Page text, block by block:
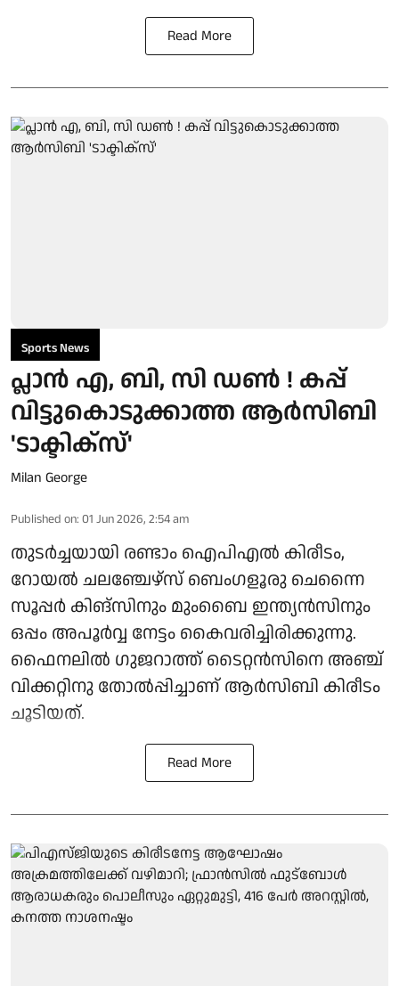
Read More
Sports News
പ്ലാന്‍ എ, ബി, സി ഡണ്‍ ! കപ്പ്
വിട്ടുകൊടുക്കാത്ത ആര്‍സിബി
'ടാക്ടിക്സ്'
Milan George
Published on: 01 Jun 2026, 2:54 am
തുടര്‍ച്ചയായി രണ്ടാം ഐപിഎല്‍ കിരീടം,
റോയല്‍ ചലഞ്ചേഴ്സ് ബെംഗളൂരു ചെന്നൈ
സൂപ്പര്‍ കിങ്സിനും മുംബൈ ഇന്ത്യന്‍സിനും
ഒപ്പം അപൂര്‍വ്വ നേട്ടം കൈവരിച്ചിരിക്കുന്നു.
ഫൈനലില്‍ ഗുജറാത്ത് ടൈറ്റന്‍സിനെ അഞ്ച്
വിക്കറ്റിനു തോല്‍പ്പിച്ചാണ് ആര്‍സിബി കിരീടം
ചൂടിയത്.
Read More